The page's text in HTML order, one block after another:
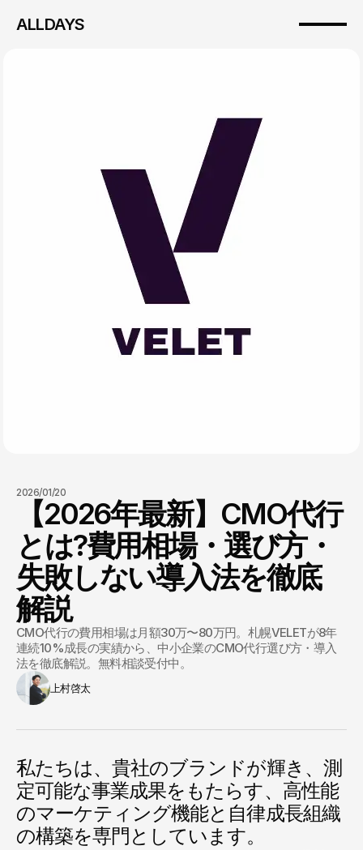
ALLDAYS
2026/01/20
【2026年最新】CMO代行
とは?費用相場・選び方・
失敗しない導入法を徹底
解説
CMO代行の費用相場は月額30万〜80万円。札幌VELETが8年
連続10%成長の実績から、中小企業のCMO代行選び方・導入
法を徹底解説。無料相談受付中。
上村啓太
私たちは、貴社のブランドが輝き、測
定可能な事業成果をもたらす、高性能
のマーケティング機能と自律成長組織
の構築を専門としています。